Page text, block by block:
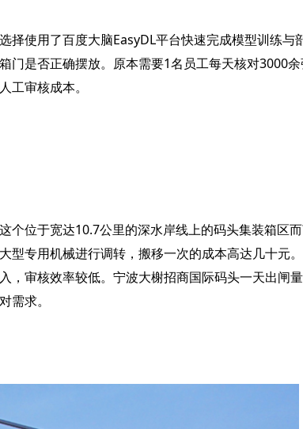
使用了百度大脑EasyDL平台快速完成模型训练
是否正确摆放。原本需要1名员工每天核对3000
审核成本。
位于宽达10.7公里的深水岸线上的码头集装箱区
专用机械进行调转，搬移一次的成本高达几十元
审核效率较低。宁波大榭招商国际码头一天出闸
需求。